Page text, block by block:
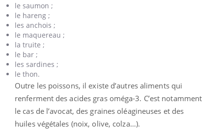
le saumon ;
le hareng ;
les anchois ;
le maquereau ;
la truite ;
le bar ;
les sardines ;
le thon.
Outre les poissons, il existe d’autres aliments qui
renferment des acides gras oméga-3. C’est notamment
le cas de l’avocat, des graines oléagineuses et des
huiles végétales (noix, olive, colza…).